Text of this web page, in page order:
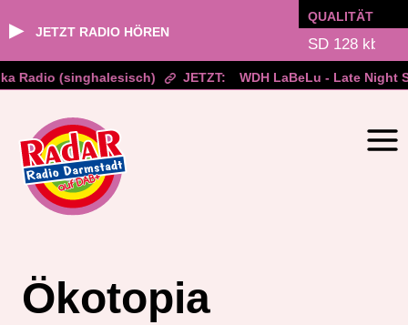
▶ JETZT RADIO HÖREN
QUALITÄT
Radio (singhalesisch) JETZT: WDH LaBeLu - Late Night
springen
Ökotopia